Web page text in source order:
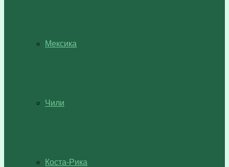
Мексика
Чили
Коста-Рика